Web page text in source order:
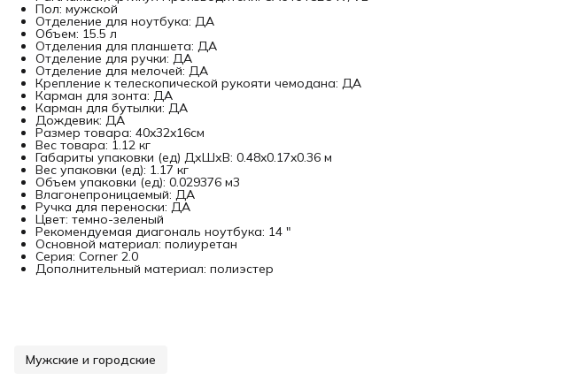
Пол: мужской
Отделение для ноутбука: ДА
Объем: 15.5 л
Отделения для планшета: ДА
Отделение для ручки: ДА
Отделение для мелочей: ДА
Крепление к телескопической рукояти чемодана: ДА
Карман для зонта: ДА
Карман для бутылки: ДА
Дождевик: ДА
Размер товара: 40x32x16см
Вес товара: 1.12 кг
Габариты упаковки (ед) ДхШхВ: 0.48x0.17x0.36 м
Вес упаковки (ед): 1.17 кг
Объем упаковки (ед): 0.029376 м3
Влагонепроницаемый: ДА
Ручка для переноски: ДА
Цвет: темно-зеленый
Рекомендуемая диагональ ноутбука: 14 "
Основной материал: полиуретан
Серия: Corner 2.0
Дополнительный материал: полиэстер
Мужские и городские